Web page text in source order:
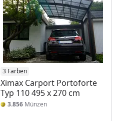
3 Farben
Ximax Carport Portoforte
Typ 110 495 x 270 cm
3.856 Münzen